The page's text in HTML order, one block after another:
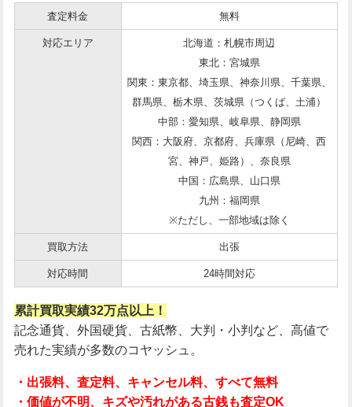
査定料金 無料
対応エリア
北海道：札幌市周辺
東北：宮城県
関東：東京都、埼玉県、神奈川県、千葉県、
群馬県、栃木県、茨城県（つくば、土浦）
中部：愛知県、岐阜県、静岡県
関西：大阪府、京都府、兵庫県（尼崎、西
宮、神戸、姫路）、奈良県
中国：広島県、山口県
九州：福岡県
※ただし、一部地域は除く
買取方法 出張
対応時間 24時間対応
累計買取実績32万点以上！
記念通貨、外国硬貨、古紙幣、大判・小判など、高値で
売れた実績が多数のコヤッシュ。
・出張料、査定料、キャンセル料、すべて無料
・価値が不明、キズや汚れがある古銭も査定OK